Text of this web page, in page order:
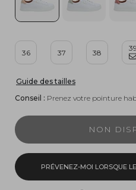
36 37 38
39
Guide des tailles
Conseil : Prenez votre pointure
NON
PRÉVENEZ-MOI LORSQUE